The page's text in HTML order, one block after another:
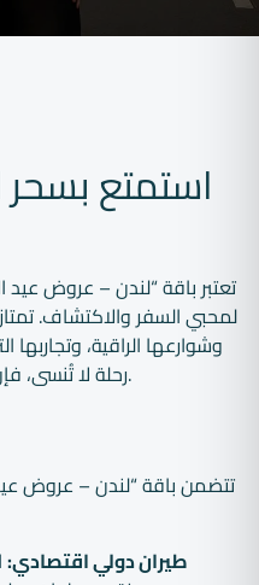
استمتع
تعتبر باقة “لندن – عروض
لمحبي السفر والاكتشاف.
وشوارعها الراقية، وتجاربها
رحلة لا تُنسى، فإن هذه الباقة تلبي جميع احتياجاتك.
تتضمن باقة “لندن – عروض
طيران دولي اقتصادي: